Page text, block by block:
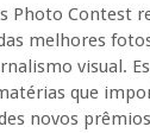
Photo Contest
melhores
visual.
que
novos